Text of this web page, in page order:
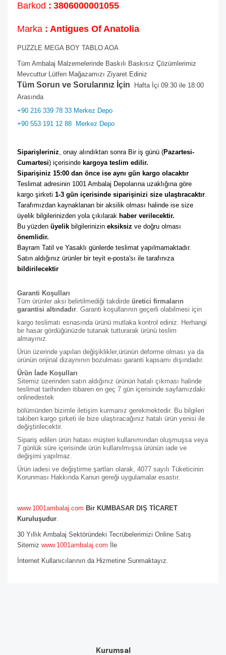
Barkod : 3806000001055
Marka : Antigues Of Anatolia
PUZZLE MEGA BOY TABLO AOA
Tüm Ambalaj Malzemelerinde Baskılı Baskısız Çözümlerimiz
Mevcuttur Lütfen Mağazamızı Ziyaret Ediniz
Tüm Sorun ve Sorularınız İçin Hafta İçi 09:30 ile 18:00
Arasında
+90 216 339 78 33 Merkez Depo
+90 553 191 12 88 Merkez Depo
Siparişleriniz, onay alındıktan sonra Bir iş günü (Pazartesi-
Cumartesi) içerisinde kargoya teslim edilir.
Siparişiniz 15:00 dan önce ise aynı gün kargo olacaktır
Teslimat adresinin 1001 Ambalaj Depolarına uzaklığına göre
kargo şirketi 1-3 gün içerisinde siparişinizi size ulaştıracaktır.
Tarafımızdan kaynaklanan bir aksilik olması halinde ise size
üyelik bilgilerinizden yola çıkılarak haber verilecektir.
Bu yüzden üyelik bilgilerinizin eksiksiz
önemlidir.
Bayram Tatil ve Yasaklı günlerde teslimat yapılmamaktadır.
Satın aldığınız ürünler bir teyit e-posta'sı ile tarafınıza
bildirilecektir
Garanti Koşulları
Tüm ürünler aksi belirtilmediği takdirde üretici firmaların
garantisi altındadır. Garanti koşullarının geçerli olabilmesi için
kargo teslimatı esnasında ürünü mutlaka kontrol ediniz. Herhangi
bir hasar gördüğünüzde tutanak tutturarak ürünü teslim
almayınız.
Ürün üzerinde yapılan değişiklikler,ürünün deforme olması ya da
ürünün orijinal dizaynının bozulması garanti kapsamı dışındadır.
Ürün İade Koşulları
Sitemiz üzerinden satın aldığınız ürünün hatalı çıkması halinde
teslimat tarihinden itibaren en geç 7 gün içerisinde sayfamızdaki
onlinedestek
bölümünden bizimle iletişim kurmanız gerekmektedir. Bu bilgileri
takiben kargo şirketi ile bize ulaştıracağınız hatalı ürün yenisi ile
değiştirilecektir.
Sipariş edilen ürün hatası müşteri kullanımından oluşmuşsa veya
7 günlük süre içerisinde ürün kullanılmışsa ürünün iade ve
değişimi yapılmaz.
Ürün iadesi ve değiştirme şartları olarak, 4077 sayılı Tüketicinin
Korunması Hakkında Kanun gereği uygulamalar esastır.
www.1001ambalaj.com Bir KUMBASAR DIŞ TİCARET
Kuruluşudur.
30 Yıllık Ambalaj Sektöründeki Tecrübelerimizi Online Satış
Sitemiz www.1001ambalaj.com İle
İnternet Kullanıcılarının da Hizmetine Sunmaktayız.
Kurumsal